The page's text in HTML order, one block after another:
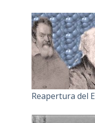
Reapertura del